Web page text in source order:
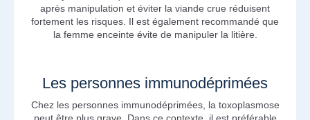
après manipulation et éviter la viande crue réduisent
fortement les risques. Il est également recommandé que
la femme enceinte évite de manipuler la litière.
Les personnes immunodéprimées
Chez les personnes immunodéprimées, la toxoplasmose